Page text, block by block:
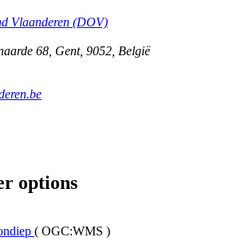
Vlaanderen (DOV)
68, Gent, 9052, België
options
( OGC:WMS )